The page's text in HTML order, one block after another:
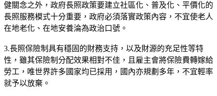
健關念之外，政府長照政策要建立社區化、普及化、平價化的
長照服務模式十分重要，政府必須落實政策內容，不宜使老人
在地老化、在地安養淪為政治口號。
3.長照保險制具有穩固的財務支持，以及財源的充足性等特
性，雖其保險制分配效果相對不佳，且雇主會將保險費轉嫁給
勞工，唯世界許多國家均已採用，國內亦規劃多年，不宜輕率
就予以放棄。